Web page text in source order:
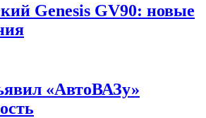
Genesis GV90: новые
«АвтоВАЗу»